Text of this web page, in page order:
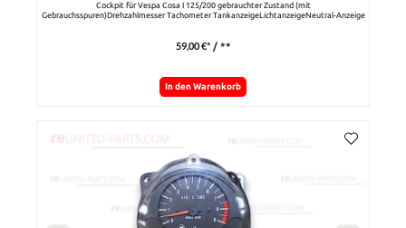
Cockpit für Vespa Cosa I 125/200 gebrauchter Zustand (mit
Gebrauchsspuren)Drehzahlmesser Tachometer TankanzeigeLichtanzeigeNeutral-Anzeige
59,00 €* / **
In den Warenkorb